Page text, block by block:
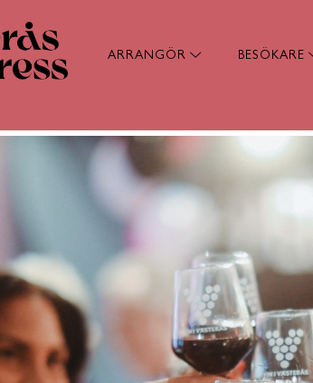
ARRANGÖR BESÖKARE